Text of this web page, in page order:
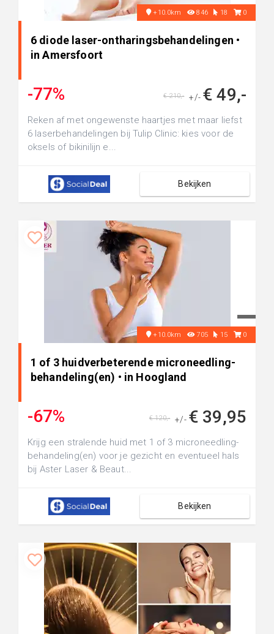
+10.0km 846 18 0
6 diode laser-ontharingsbehandelingen •
in Amersfoort
-77% +/- € 49,-
€ 210,-
Reken af met ongewenste haartjes met maar liefst
6 laserbehandelingen bij Tulip Clinic: kies voor de
oksels of bikinilijn e...
Bekijken
+10.0km 705 15 0
1 of 3 huidverbeterende microneedling-
behandeling(en) • in Hoogland
-67% +/- € 39,95
€ 120,-
Krijg een stralende huid met 1 of 3 microneedling-
behandeling(en) voor je gezicht en eventueel hals
bij Aster Laser & Beaut...
Bekijken